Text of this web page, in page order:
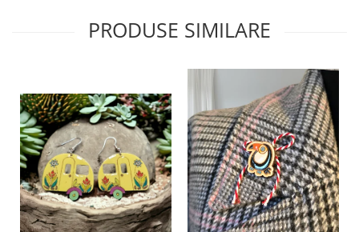
PRODUSE SIMILARE